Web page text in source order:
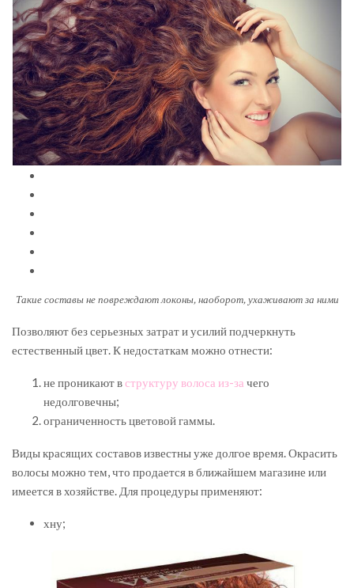
Такие составы не повреждают локоны, наоборот, ухаживают за ними
Позволяют без серьезных затрат и усилий подчеркнуть
естественный цвет. К недостаткам можно отнести:
не проникают вструктуру волоса из-за чего
недолговечны;
ограниченность цветовой гаммы.
Виды красящих составов известны уже долгое время. Окрасить
волосы можно тем, что продается в ближайшем магазине или
имеется в хозяйстве. Для процедуры применяют:
хну;